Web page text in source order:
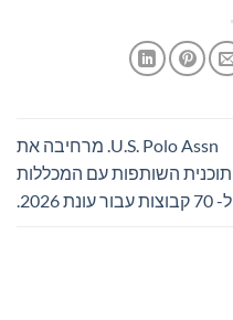
U.S. Polo Assn. מרחיבה את
תוכנית השותפות עם המכללות
ל- 70 קבוצות עבור עונת 2026.